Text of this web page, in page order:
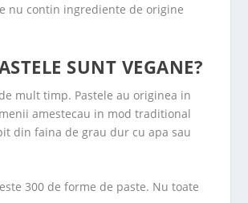
nu contin ingrediente de origine
SUNT VEGANE?
mult timp. Pastele au originea in
amestecau in mod traditional
din faina de grau dur cu apa sau
300 de forme de paste. Nu toate